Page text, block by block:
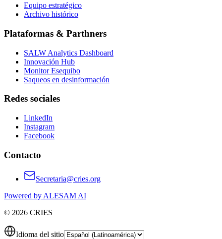
Equipo estratégico
Archivo histórico
Plataformas & Parthners
SALW Analytics Dashboard
Innovación Hub
Monitor Esequibo
Saqueos en desinformación
Redes sociales
LinkedIn
Instagram
Facebook
Contacto
Secretaria@cries.org
Powered by ALESAM AI
© 2026 CRIES
Idioma del sitio